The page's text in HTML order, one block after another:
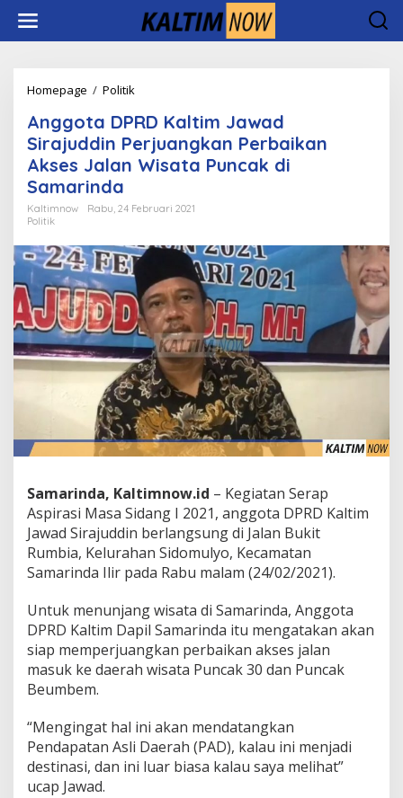
konten
Homepage / Politik
Kaltim
Jawad
Sirajuddin
Perjuangkan
Akses
Puncak
di
Samarinda
Anggota DPRD Kaltim Jawad
Sirajuddin Perjuangkan Perbaikan
Akses Jalan Wisata Puncak di
Samarinda
Kaltimnow
Rabu, 24 Februari 2021
Politik
Samarinda, Kaltimnow.id – Kegiatan Serap
Aspirasi Masa Sidang I 2021, anggota DPRD Kaltim
Jawad Sirajuddin berlangsung di Jalan Bukit
Rumbia, Kelurahan Sidomulyo, Kecamatan
Samarinda Ilir pada Rabu malam (24/02/2021).
Untuk menunjang wisata di Samarinda, Anggota
DPRD Kaltim Dapil Samarinda itu mengatakan akan
siap memperjuangkan perbaikan akses jalan
masuk ke daerah wisata Puncak 30 dan Puncak
Beumbem.
“Mengingat hal ini akan mendatangkan
Pendapatan Asli Daerah (PAD), kalau ini menjadi
destinasi, dan ini luar biasa kalau saya melihat”
ucap Jawad.